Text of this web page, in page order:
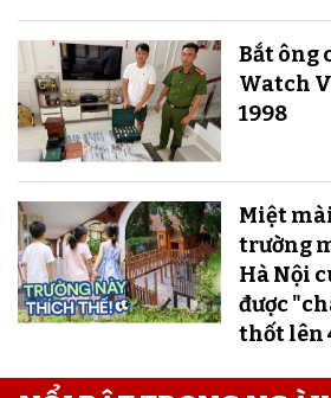
Bắt ông
Watch
1998
Miệt
trường
Hà Nội
được
thốt lên